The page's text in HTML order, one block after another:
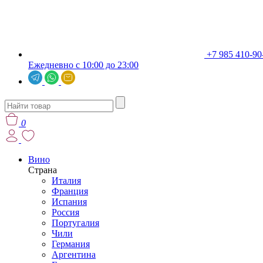
+7 985 410-
Ежедневно с 10:00 до 23:00
0
Вино
Страна
Италия
Франция
Испания
Россия
Португалия
Чили
Германия
Аргентина